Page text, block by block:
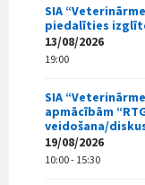
SIA
piedalīties
13/08/2026
19:00
SIA
apmācībām
veidošana/
19/08/2026
10:00 - 15:30